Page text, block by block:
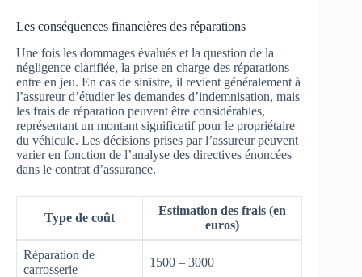
Les conséquences financières des réparations
Une fois les dommages évalués et la question de la
négligence clarifiée, la prise en charge des réparations
entre en jeu. En cas de sinistre, il revient généralement à
l’assureur d’étudier les demandes d’indemnisation, mais
les frais de réparation peuvent être considérables,
représentant un montant significatif pour le propriétaire
du véhicule. Les décisions prises par l’assureur peuvent
varier en fonction de l’analyse des directives énoncées
dans le contrat d’assurance.
Type de coût
Estimation des frais (en
euros)
Réparation de
carrosserie
1500 – 3000